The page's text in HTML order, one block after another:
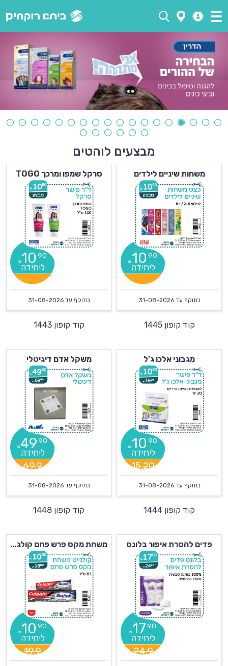
מבצעים לוהטים
משחות שיניים לילדים
₪10 90
בתוקף עד31-08-2026
קוד קופון 1445
סרקל שמפו ומרכך TOGO
₪10 90
בתוקף עד31-08-2026
קוד קופון 1443
מגבוני אלכו ג'ל
₪10 90
15.20
בתוקף עד31-08-2026
קוד קופון 1444
משקל אדם דיגיטלי
₪4990
69.9
בתוקף עד31-08-2026
קוד קופון 1448
פדים להסרת איפור בלונס
₪1790
24.9
משחת מקס פרש פחם קולגייט
₪10 90
19.9